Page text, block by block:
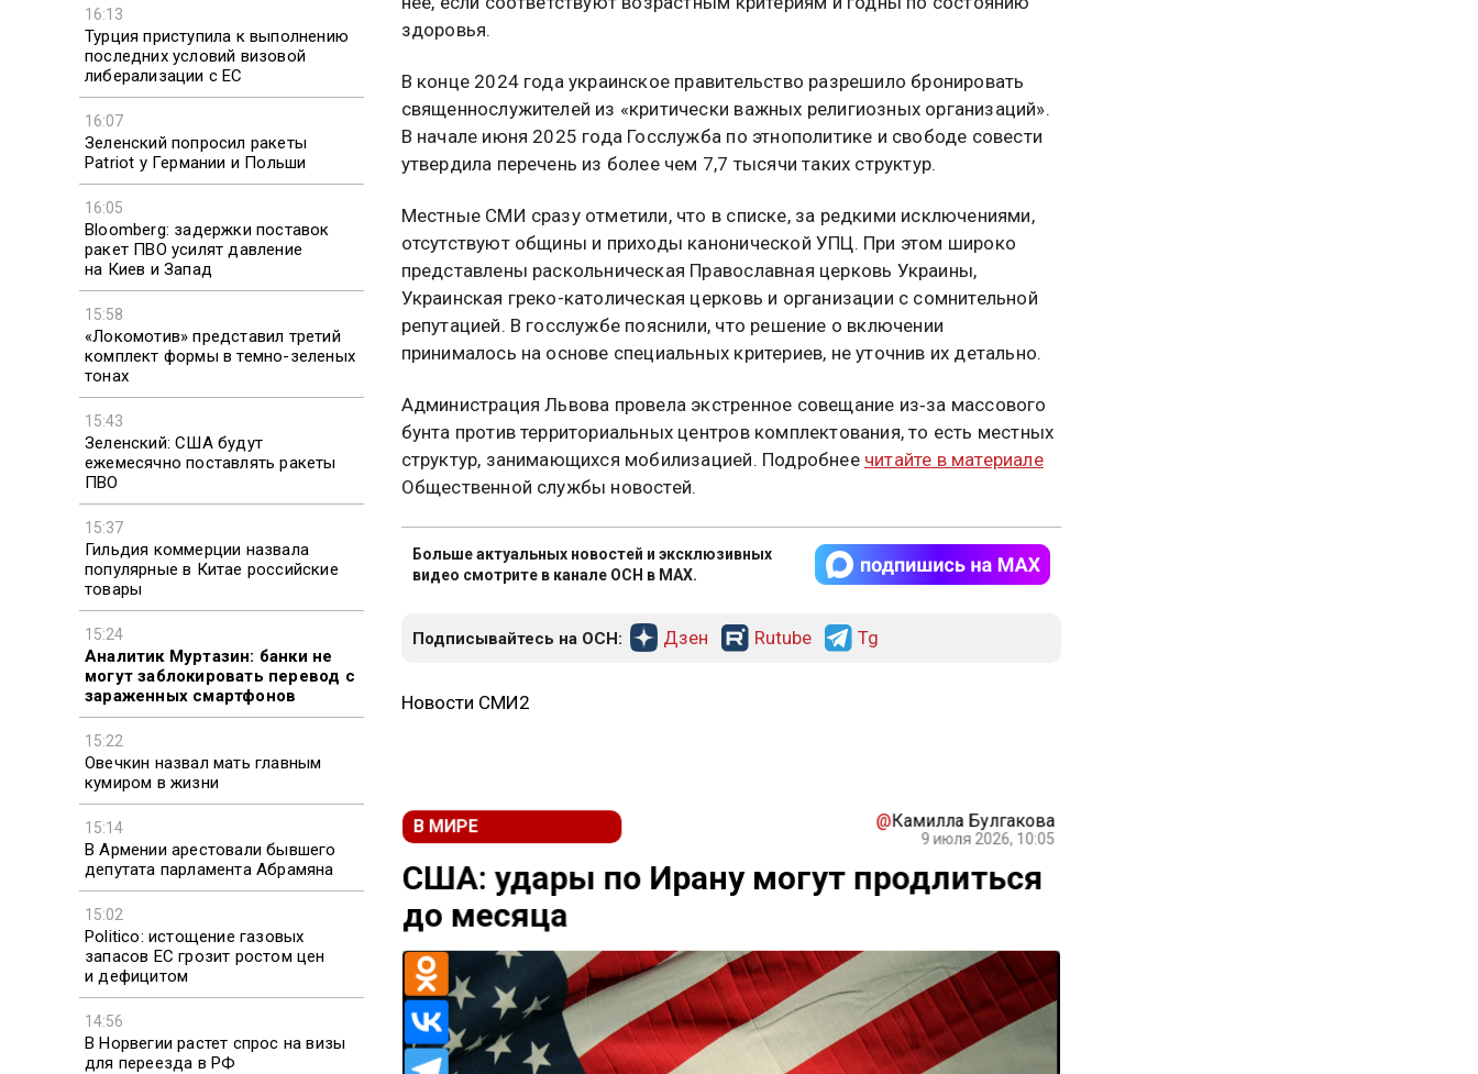
16:13
Турция приступила к выполнению
последних условий визовой
либерализации с ЕС
16:07
Зеленский попросил ракеты
Patriot у Германии и Польши
16:05
Bloomberg: задержки поставок
ракет ПВО усилят давление
на Киев и Запад
15:58
«Локомотив» представил третий
комплект формы в темно-зеленых
тонах
15:43
Зеленский: США будут
ежемесячно поставлять ракеты
ПВО
15:37
Гильдия коммерции назвала
популярные в Китае российские
товары
15:24
Аналитик Муртазин: банки не
могут заблокировать перевод с
зараженных смартфонов
15:22
Овечкин назвал мать главным
кумиром в жизни
15:14
В Армении арестовали бывшего
депутата парламента Абрамяна
15:02
Politico: истощение газовых
запасов ЕС грозит ростом цен
и дефицитом
14:56
В Норвегии растет спрос на визы
для переезда в РФ
здоровья.
В конце 2024 года украинское правительство разрешило бронировать
священнослужителей из «критически важных религиозных организаций».
В начале июня 2025 года Госслужба по этнополитике и свободе совести
утвердила перечень из более чем 7,7 тысячи таких структур.
Местные СМИ сразу отметили, что в списке, за редкими исключениями,
отсутствуют общины и приходы канонической УПЦ. При этом широко
представлены раскольническая Православная церковь Украины,
Украинская греко-католическая церковь и организации с сомнительной
репутацией. В госслужбе пояснили, что решение о включении
принималось на основе специальных критериев, не уточнив их детально.
Администрация Львова провела экстренное совещание из‑за массового
бунта против территориальных центров комплектования, то есть местных
структур, занимающихся мобилизацией. Подробнее читайте в материале
Общественной службы новостей.
Больше актуальных новостей и эксклюзивных
видео смотрите в канале ОСН в MAX.
Подписывайтесь на ОСН: Дзен Rutube Tg
В МИРЕ Камилла Булгакова
США: удары по Ирану могут продлиться
до месяца